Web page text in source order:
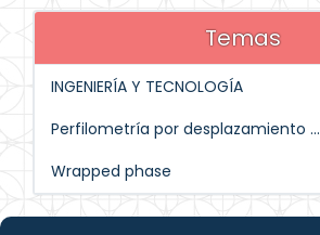
Temas
INGENIERÍA Y TECNOLOGÍA
Perfilometría por desplazamiento ...
Wrapped phase